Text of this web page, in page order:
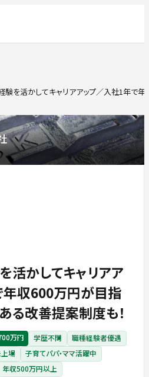
経験を活かしてキャリアアップ／入社1年
活かしてキャリアア
年収600万円が目指
る改善提案制度も！
万円 学歴不問
職種経験者優遇
場
子育てパパ・ママ活躍中
年収500万円以上